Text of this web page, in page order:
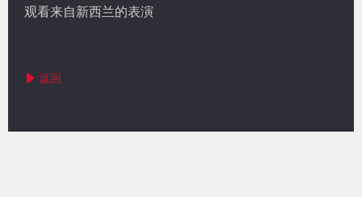
观看来自新西兰的表演
返回